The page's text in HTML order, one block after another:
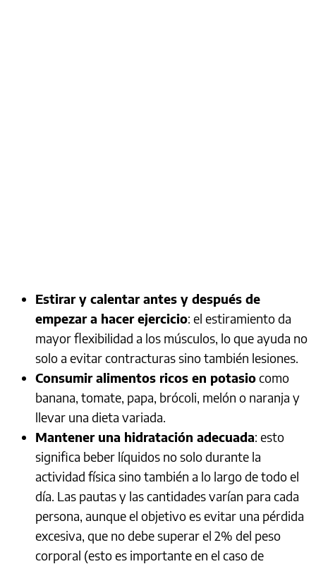
Estirar y calentar antes y después de
empezar a hacer ejercicio: el estiramiento da
mayor flexibilidad a los músculos, lo que ayuda no
solo a evitar contracturas sino también lesiones.
Consumir alimentos ricos en potasiocomo
banana, tomate, papa, brócoli, melón o naranja y
llevar una dieta variada.
Mantener una hidratación adecuada: esto
significa beber líquidos no solo durante la
actividad física sino también a lo largo de todo el
día. Las pautas y las cantidades varían para cada
persona, aunque el objetivo es evitar una pérdida
excesiva, que no debe superar el 2% del peso
corporal (esto es importante en el caso de